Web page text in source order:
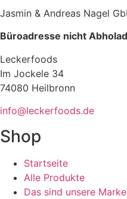
Jasmin & Andreas Nagel
Büroadresse nicht
Leckerfoods
Im Jockele 34
74080 Heilbronn
info@leckerfoods.de
Shop
Startseite
Alle Produkte
Das sind unsere